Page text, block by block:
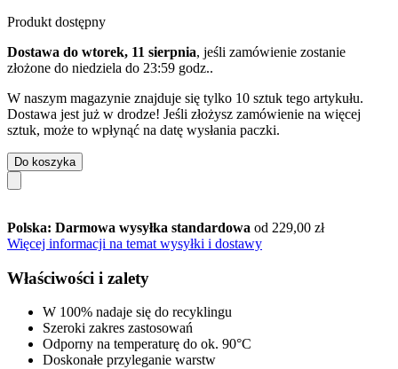
Produkt dostępny
Dostawa do wtorek, 11 sierpnia, jeśli zamówienie zostanie
złożone do niedziela do 23:59 godz..
W naszym magazynie znajduje się tylko 10 sztuk tego artykułu.
Dostawa jest już w drodze! Jeśli złożysz zamówienie na więcej
sztuk, może to wpłynąć na datę wysłania paczki.
Do koszyka
Polska: Darmowa wysyłka standardowa od 229,00 zł
Więcej informacji na temat wysyłki i dostawy
Właściwości i zalety
W 100% nadaje się do recyklingu
Szeroki zakres zastosowań
Odporny na temperaturę do ok. 90°C
Doskonałe przyleganie warstw